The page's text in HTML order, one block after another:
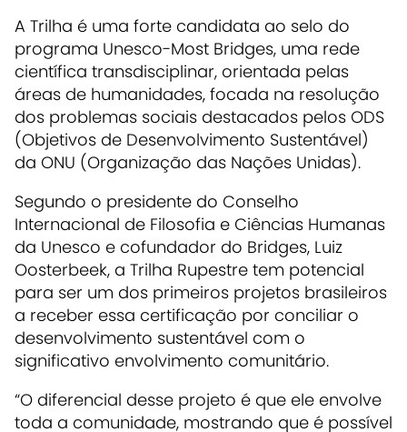
A Trilha é uma forte candidata ao selo do
programa Unesco-Most Bridges, uma rede
científica transdisciplinar, orientada pelas
áreas de humanidades, focada na resolução
dos problemas sociais destacados pelos ODS
(Objetivos de Desenvolvimento Sustentável)
da ONU (Organização das Nações Unidas).
Segundo o presidente do Conselho
Internacional de Filosofia e Ciências Humanas
da Unesco e cofundador do Bridges, Luiz
Oosterbeek, a Trilha Rupestre tem potencial
para ser um dos primeiros projetos brasileiros
a receber essa certificação por conciliar o
desenvolvimento sustentável com o
significativo envolvimento comunitário.
“O diferencial desse projeto é que ele envolve
toda a comunidade, mostrando que é possível